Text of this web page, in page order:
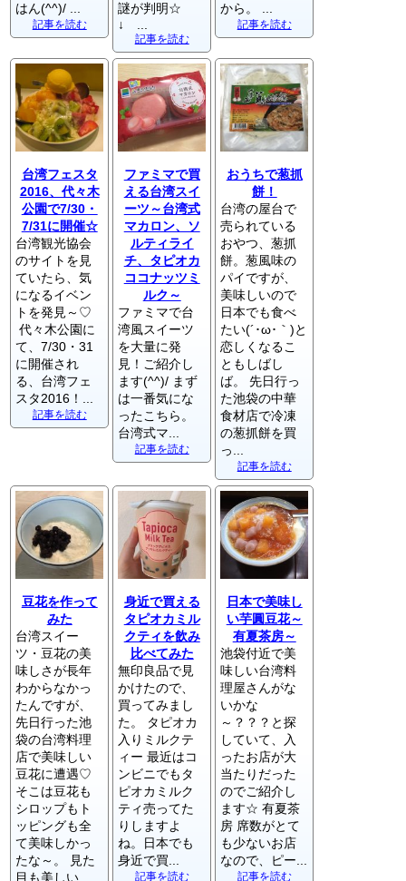
はん(^^)/ ...
記事を読む
謎が判明☆
↓ ...
記事を読む
から。 ...
記事を読む
台湾フェスタ
2016、代々木
公園で7/30・
7/31に開催☆
台湾観光協会
のサイトを見
ていたら、気
になるイベン
トを発見～♡
代々木公園に
て、7/30・31
に開催され
る、台湾フェ
スタ2016！...
記事を読む
ファミマで買
える台湾スイ
ーツ～台湾式
マカロン、ソ
ルティライ
チ、タピオカ
ココナッツミ
ルク～
ファミマで台
湾風スイーツ
を大量に発
見！ご紹介し
ます(^^)/ まず
は一番気にな
ったこちら。
台湾式マ...
記事を読む
おうちで葱抓
餅！
台湾の屋台で
売られている
おやつ、葱抓
餅。葱風味の
パイですが、
美味しいので
日本でも食べ
たい(´･ω･｀)と
恋しくなるこ
ともしばし
ば。 先日行っ
た池袋の中華
食材店で冷凍
の葱抓餅を買
っ...
記事を読む
豆花を作って
みた
台湾スイー
ツ・豆花の美
味しさが長年
わからなかっ
たんですが、
先日行った池
袋の台湾料理
店で美味しい
豆花に遭遇♡
そこは豆花も
シロップもト
ッピングも全
て美味しかっ
たな～。 見た
目も美しい...
身近で買える
タピオカミル
クティを飲み
比べてみた
無印良品で見
かけたので、
買ってみまし
た。 タピオカ
入りミルクテ
ィー 最近はコ
ンビニでもタ
ピオカミルク
ティ売ってた
りしますよ
ね。日本でも
身近で買...
記事を読む
日本で美味し
い芋圓豆花～
有夏茶房～
池袋付近で美
味しい台湾料
理屋さんがな
いかな
～？？？と探
していて、入
ったお店が大
当たりだった
のでご紹介し
ます☆ 有夏茶
房 席数がとて
も少ないお店
なので、ピー...
記事を読む